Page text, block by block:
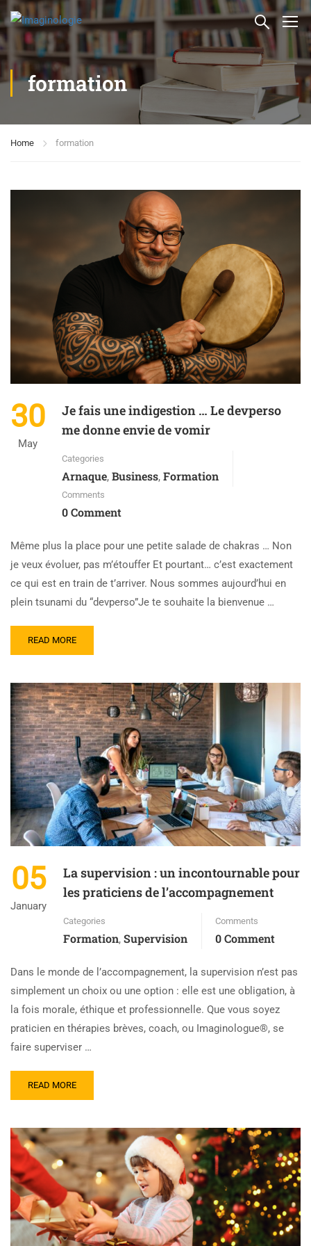
formation
Home formation
30
May
Je fais une indigestion … Le devperso
me donne envie de vomir
Categories
Arnaque, Business, Formation
Comments
0 Comment
Même plus la place pour une petite salade de chakras … Non
je veux évoluer, pas m’étouffer Et pourtant… c’est exactement
ce qui est en train de t’arriver. Nous sommes aujourd’hui en
plein tsunami du “devperso”Je te souhaite la bienvenue …
READ MORE
05
January
La supervision : un incontournable pour
les praticiens de l’accompagnement
Categories
Formation, Supervision
Comments
0 Comment
Dans le monde de l’accompagnement, la supervision n’est pas
simplement un choix ou une option : elle est une obligation, à
la fois morale, éthique et professionnelle. Que vous soyez
praticien en thérapies brèves, coach, ou Imaginologue®, se
faire superviser …
READ MORE